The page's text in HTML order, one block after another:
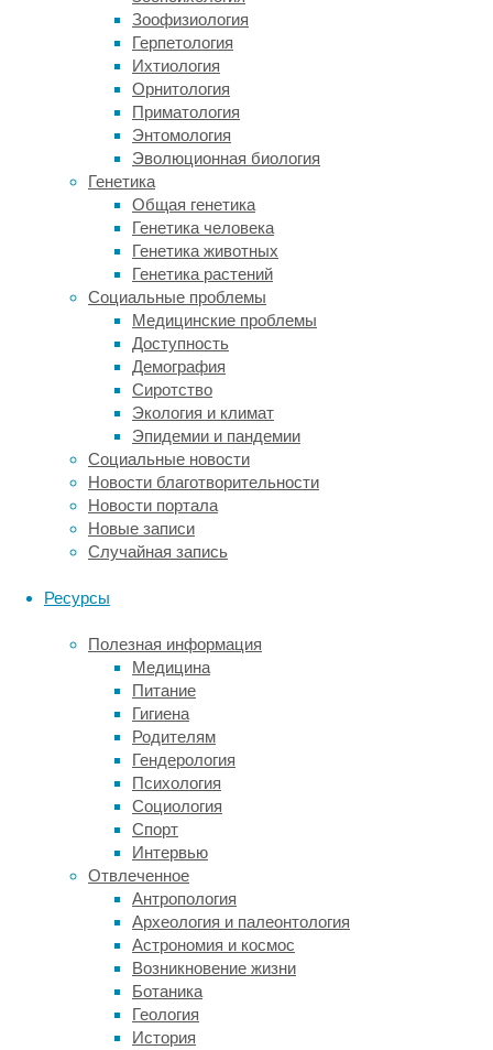
Зоофизиология
Герпетология
Ихтиология
Орнитология
Приматология
Энтомология
Эволюционная биология
Генетика
Общая генетика
Генетика человека
Генетика животных
Генетика растений
Социальные проблемы
Медицинские проблемы
Доступность
Демография
Сиротство
Экология и климат
Эпидемии и пандемии
Социальные новости
Новости благотворительности
Новости портала
Новые записи
Случайная запись
Ресурсы
Полезная информация
Медицина
Питание
Гигиена
Родителям
Гендерология
Психология
Социология
Спорт
Интервью
Отвлеченное
Антропология
Археология и палеонтология
Астрономия и космос
Возникновение жизни
Ботаника
Геология
История
употребление
алкоголя,
употребление
красного
обработанного
мяса,
низкий
уровень
потребления
фруктов,
овощей,
пищевых
волокон
диетического
кальция,
физическая
инертность,
ультрафиолетовое
излучение
и
шесть
связанных
раком
Информация
количеству
случаев
рака
смертности
была
получена
Центров
контролю
профилактике
заболеваний
(CDC)